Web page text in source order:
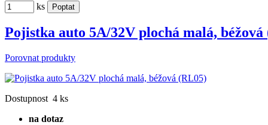
ks
Pojistka auto 5A/32V plochá malá, béžová
Porovnat produkty
Dostupnost 4 ks
na dotaz